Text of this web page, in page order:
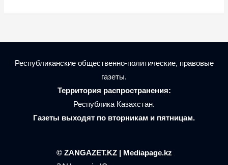
Республиканские общественно-политические, правовые
газеты.
Территория распространения:
Республика Казахстан.
Газеты выходят по вторникам и пятницам.
© ZANGAZET.KZ | Mediapage.kz